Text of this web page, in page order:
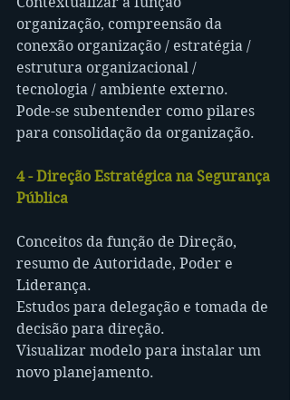
organização, compreensão da
conexão organização / estratégia /
estrutura organizacional /
tecnologia / ambiente externo.
Pode-se subentender como pilares
para consolidação da organização.
4 - Direção Estratégica na Segurança
Pública
Conceitos da função de Direção,
resumo de Autoridade, Poder e
Liderança.
Estudos para delegação e tomada de
decisão para direção.
Visualizar modelo para instalar um
novo planejamento.